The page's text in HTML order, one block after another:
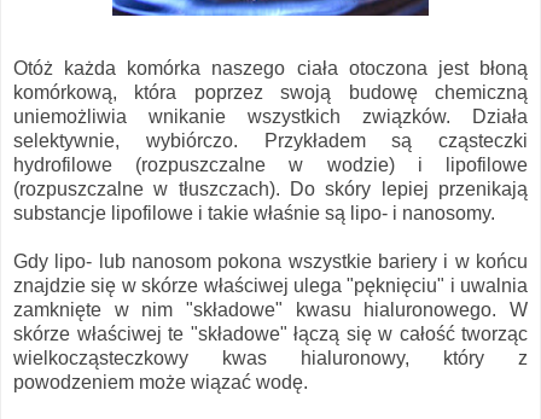
Otóż każda komórka naszego ciała otoczona jest błoną
komórkową, która poprzez swoją budowę chemiczną
uniemożliwia wnikanie wszystkich związków. Działa
selektywnie, wybiórczo. Przykładem są cząsteczki
hydrofilowe (rozpuszczalne w wodzie) i lipofilowe
(rozpuszczalne w tłuszczach). Do skóry lepiej przenikają
substancje lipofilowe i takie właśnie są lipo- i nanosomy.
Gdy lipo- lub nanosom pokona wszystkie bariery i w końcu
znajdzie się w skórze właściwej ulega "pęknięciu" i uwalnia
zamknięte w nim "składowe" kwasu hialuronowego. W
skórze właściwej te "składowe" łączą się w całość tworząc
wielkocząsteczkowy kwas hialuronowy, który z
powodzeniem może wiązać wodę.